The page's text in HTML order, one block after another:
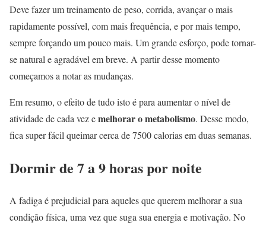
Deve fazer um treinamento de peso, corrida, avançar o mais
rapidamente possível, com mais frequência, e por mais tempo,
sempre forçando um pouco mais. Um grande esforço, pode tornar-
se natural e agradável em breve. A partir desse momento
começamos a notar as mudanças.
Em resumo, o efeito de tudo isto é para aumentar o nível de
atividade de cada vez emelhorar o metabolismo. Desse modo,
fica super fácil queimar cerca de 7500 calorias em duas semanas.
Dormir de 7 a 9 horas por noite
A fadiga é prejudicial para aqueles que querem melhorar a sua
condição física, uma vez que suga sua energia e motivação. No